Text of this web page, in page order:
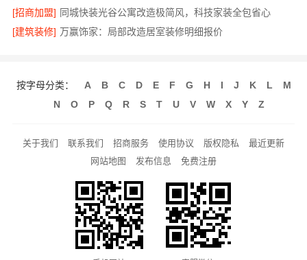
[招商加盟] 同城快装光谷公寓改造极简风，科技家装全包省心
[建筑装修] 万赢饰家：局部改造居室装修明细报价
按字母分类： A B C D E F G H I J K L
M
N
O P Q R S T U V W X Y Z
关于我们 联系我们 招商服务 使用协议 版权隐私
最近更新
网站地图
发布信息 免费注册